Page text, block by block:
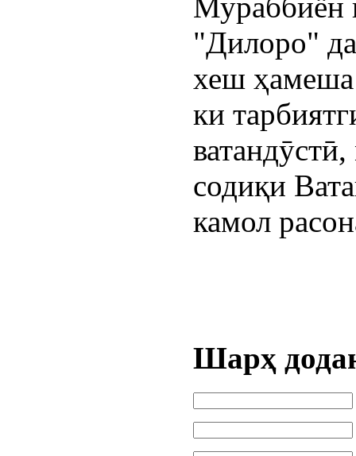
"Дилоро"
хеш
ки
содиқи
камол
Шарҳ